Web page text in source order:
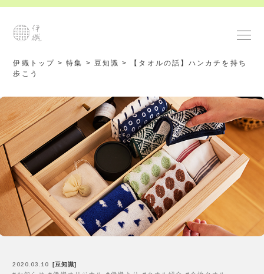
伊織トップ >特集 > 豆知識 >
【タオルの話】ハンカチを持ち
歩こう
2020.03.10
豆知識